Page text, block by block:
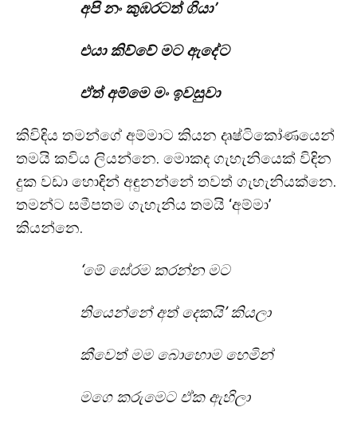
අපි නං කුඹරටත් ගියා’
එයා කිව්වේ මට ඇදේට
ඒත් අම්මෙ මං ඉවසුවා
කිවිඳිය තමන්ගේ අම්මාට කියන දෘෂ්ටිකෝණයෙන්
තමයි කවිය ලියන්නෙ. මොකද ගැහැනියෙක් විඳින
දුක වඩා හොඳින් අඳුනන්නේ තවත් ගැහැනියක්නෙ.
තමන්ට සමීපතම ගැහැනිය තමයි ‘අම්මා’
කියන්නෙ.
‘මේ සේරම කරන්න මට
තියෙන්නේ අත් දෙකයි’ කියලා
කීවෙත් මම බොහොම හෙමින්
මගෙ කරුමෙට ඒක ඇහිලා